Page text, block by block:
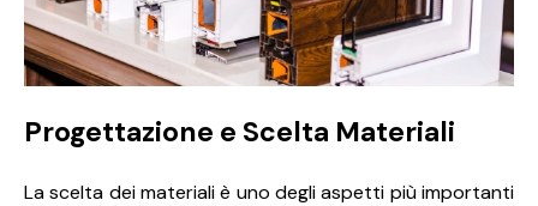
Progettazione e Scelta Materiali
La scelta dei materiali è uno degli aspetti più importanti